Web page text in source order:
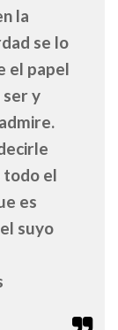
la
se lo
el papel
y
todo el
es
suyo